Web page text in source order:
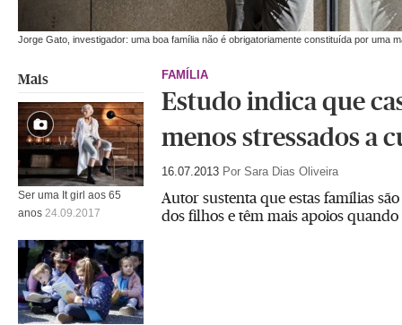
Jorge Gato, investigador: uma boa família não é obrigatoriamente constituída por uma
FAMÍLIA
Estudo indica que
menos stressados a
16.07.2013 Por Sara Dias Oliveira
Autor sustenta que estas famílias
dos filhos e têm mais apoios
Mais
Ser uma It girl aos 65
anos 24.09.2017